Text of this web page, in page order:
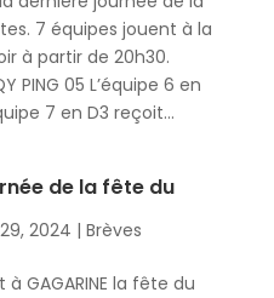
7 équipes jouent à la
à partir de 20h30.
PING 05 L’équipe 6 en
7 en D3 reçoit...
de la fête du
2024 | Brèves
GAGARINE la fête du